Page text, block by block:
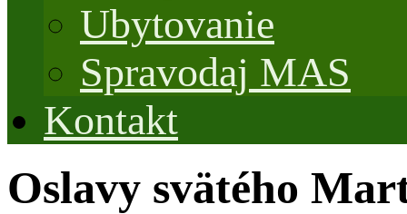
Ubytovanie
Spravodaj MAS
Kontakt
Oslavy svätého